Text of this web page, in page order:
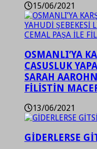
15/06/2021
OSMANLI’YA
CASUSLUK
SARAH
FİLİSTİN
13/06/2021
GİDERLERSE